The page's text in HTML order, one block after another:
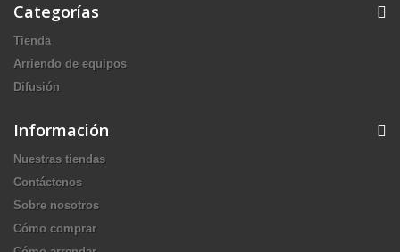
Categorías
Tienda
Arriendo de equipos
Difusión
Información
Nuestras tiendas
Contáctenos
Sobre nosotros
Cómo comprar